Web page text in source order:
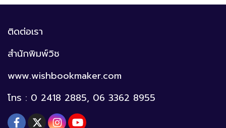
ติดต่อเรา
สำนักพิมพ์วิช
www.wishbookmaker.com
โทร : 0 2418 2885, 06 3362 8955